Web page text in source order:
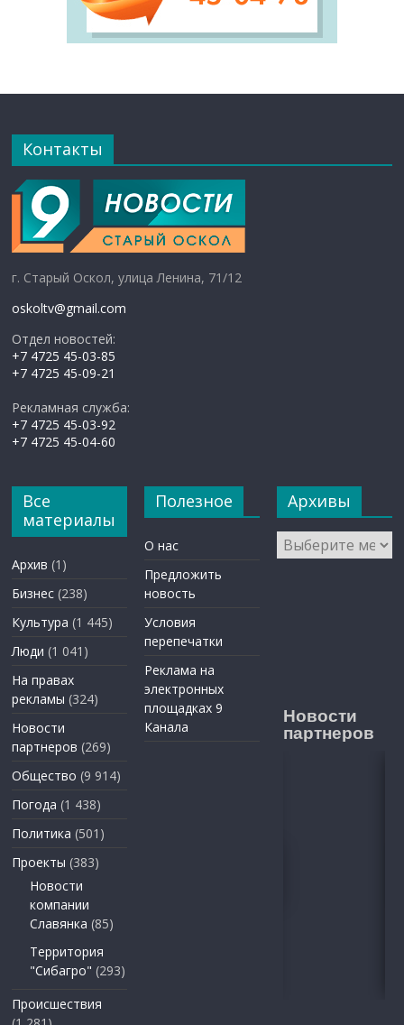
Контакты
г. Старый Оскол, улица Ленина, 71/12
oskoltv@gmail.com
Отдел новостей:
+7 4725 45-03-85
+7 4725 45-09-21
Рекламная служба:
+7 4725 45-03-92
+7 4725 45-04-60
Все
материалы
Архив (1)
Бизнес (238)
Культура (1 445)
Люди (1 041)
На правах
рекламы (324)
Новости
партнеров (269)
Общество (9 914)
Погода (1 438)
Политика (501)
Проекты (383)
Новости
компании
Славянка (85)
Территория
"Сибагро" (293)
Происшествия
Полезное
О нас
Предложить
новость
Условия
перепечатки
Реклама на
электронных
площадках 9
Канала
Архивы
Архивы
Новости
партнеров